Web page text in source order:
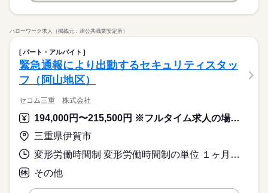
ハローワーク求人（掲載元：津公共職業安定所）
パート・アルバイト
緊急通報により出動するセキュリティスタッ
フ（阿山地区）
セコム三重 株式会社
194,000円〜215,500円 ※フルタイム求人の場合は月額（換算額）、パート求人の場合は時間額を表示しています。
三重県伊賀市
変形労働時間制 変形労働時間制の単位 １ヶ月単位 就業時間１ 9時00分〜8時59分 就業時間に関する特記事項 基本は２４時間の交替制です
その他